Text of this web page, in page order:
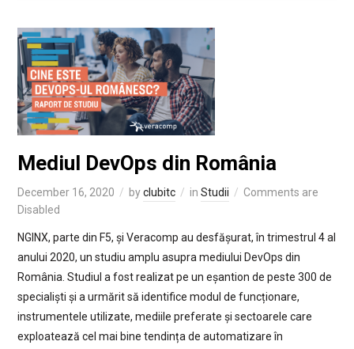
Mediul DevOps din România
December 16, 2020 byclubitc in Studii
Comments are
Disabled
NGINX, parte din F5, și Veracomp au desfășurat, în trimestrul 4 al
anului 2020, un studiu amplu asupra mediului DevOps din
România. Studiul a fost realizat pe un eșantion de peste 300 de
specialiști și a urmărit să identifice modul de funcționare,
instrumentele utilizate, mediile preferate și sectoarele care
exploatează cel mai bine tendința de automatizare în